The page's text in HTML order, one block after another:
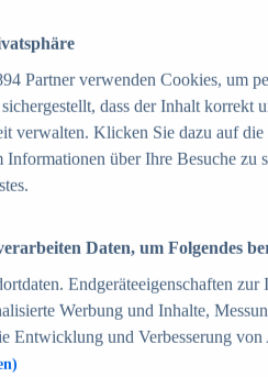
Zum Report
des Umsatzes in
in Deutschland und weltweit
Top-50 Online Shops in
Zahlungsverfahren in
im Online-Handel in
Partner verwenden Cookies, um
dass der Inhalt korrekt
verwalten. Klicken Sie dazu auf
über Ihre Besuche
Daten, um Folgendes
Endgeräteeigenschaften
Werbung und Inhalte,
Entwicklung und Verbesserung von